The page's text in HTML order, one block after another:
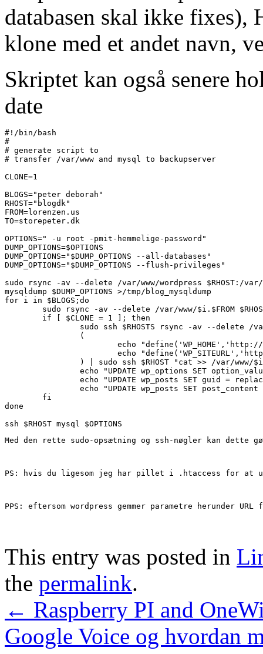
databasen skal ikke fixes),
klone med et andet navn,
Skriptet kan også senere
date
#!/bin/bash
#
# generate script to
# transfer /var/www and mysql to backupserver
CLONE=1
BLOGS="peter deborah"
RHOST="blogdk"
FROM=lorenzen.us
TO=storepeter.dk
OPTIONS=" -u root -pmit-hemmelige-password"
DUMP_OPTIONS=$OPTIONS
DUMP_OPTIONS="$DUMP_OPTIONS --all-databases"
DUMP_OPTIONS="$DUMP_OPTIONS --flush-privileges"
sudo rsync -av --delete /var/www/wordpress $RHOST:/var/
mysqldump $DUMP_OPTIONS >/tmp/blog_mysqldump
for i in $BLOGS;do
sudo rsync -av --delete /var/www/$i.$FROM
        if [ $CLONE = 1 ]; then
sudo ssh $RHOSTS rsync -av --delete /
                (
echo
echo
) | sudo ssh $RHOST "cat >> /var/www/
echo "UPDATE wp_options SET
echo "UPDATE wp_posts SET guid =
echo "UPDATE wp_posts SET
        fi
done
Med den rette sudo-opsætning og ssh-nøgler kan dette
PS: hvis du ligesom jeg har pillet i .htaccess for at
PPS: eftersom wordpress gemmer parametre
This entry was posted in
the permalink.
← Raspberry PI and
Google Voice og hvordan